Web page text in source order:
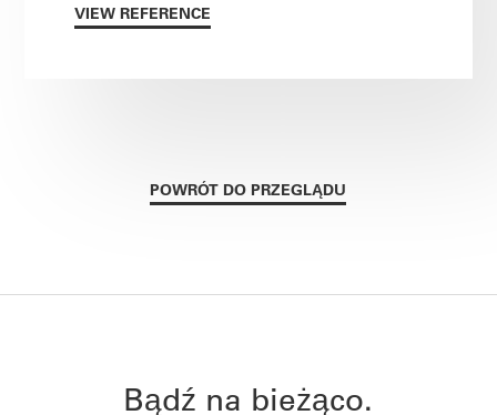
VIEW REFERENCE
POWRÓT DO PRZEGLĄDU
Bądź na bieżąco.